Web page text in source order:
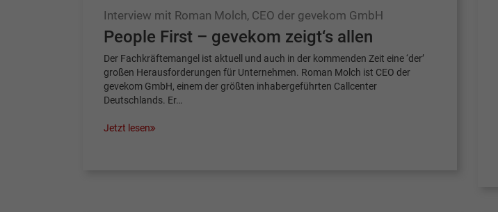
Interview mit Roman Molch, CEO der gevekom GmbH
People First – gevekom zeigt‘s allen
Der Fachkräftemangel ist aktuell und auch in der kommenden Zeit eine ‘der’
großen Herausforderungen für Unternehmen. Roman Molch ist CEO der
gevekom GmbH, einem der größten inhabergeführten Callcenter
Deutschlands. Er…
Jetzt lesen